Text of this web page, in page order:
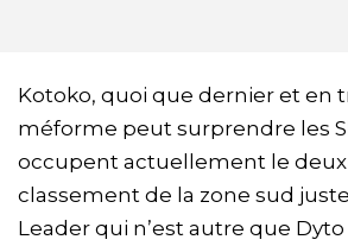
Kotoko, quoi que dernier et en
méforme peut surprendre les
occupent actuellement le
classement de la zone sud
Leader qui n’est autre que